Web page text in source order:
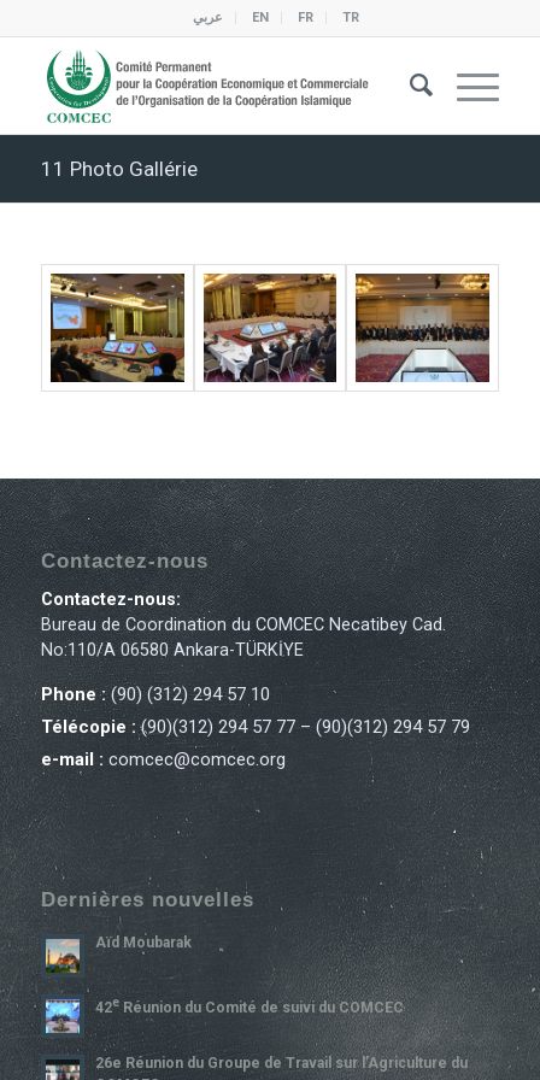
عربي EN FR TR
11 Photo Gallérie
Contactez-nous
Contactez-nous:
Bureau de Coordination du COMCEC Necatibey Cad.
No:110/A 06580 Ankara-TÜRKİYE
Phone :(90) (312) 294 57 10
Télécopie :(90)(312) 294 57 77 – (90)(312) 294 57 79
e-mail : comcec@comcec.org
Dernières nouvelles
Aïd Moubarak
42ERéunion du Comité de suivi du COMCEC
26e Réunion du Groupe de Travail sur l’Agriculture du